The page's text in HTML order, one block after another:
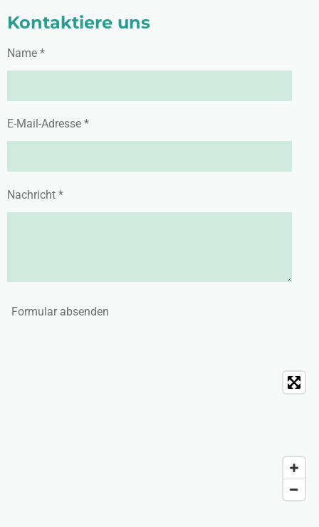
Kontaktiere uns
Name *
E-Mail-Adresse *
Nachricht *
Formular absenden